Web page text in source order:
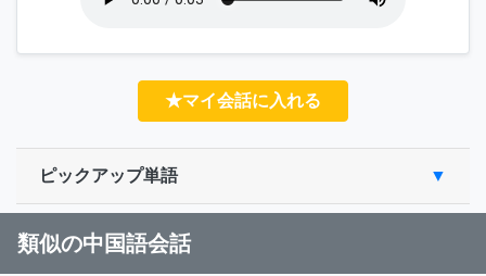
★マイ会話に入れる
ピックアップ単語
類似の中国語会話